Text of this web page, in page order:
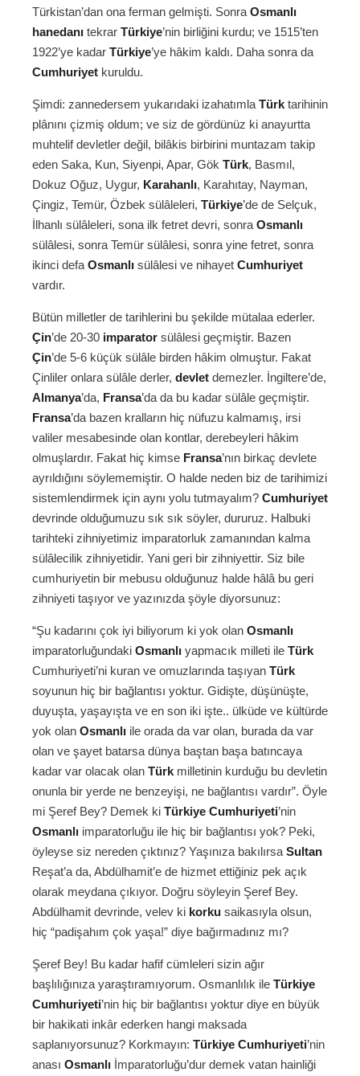
Türkistan’dan ona ferman gelmişti. Sonra Osmanlı
hanedanı tekrar Türkiye’nin birliğini kurdu; ve 1515’ten
1922’ye kadar Türkiye’ye hâkim kaldı. Daha sonra da
Cumhuriyet kuruldu.
Şimdi: zannedersem yukarıdaki izahatımla Türk tarihinin
plânını çizmiş oldum; ve siz de gördünüz ki anayurtta
muhtelif devletler değil, bilâkis birbirini muntazam takip
eden Saka, Kun, Siyenpi, Apar, Gök Türk, Basmıl,
Dokuz Oğuz, Uygur, Karahanlı, Karahıtay, Nayman,
Çingiz, Temür, Özbek sülâleleri, Türkiye’de de Selçuk,
İlhanlı sülâleleri, sona ilk fetret devri, sonra Osmanlı
sülâlesi, sonra Temür sülâlesi, sonra yine fetret, sonra
ikinci defa Osmanlı sülâlesi ve nihayet Cumhuriyet
vardır.
Bütün milletler de tarihlerini bu şekilde mütalaa ederler.
Çin’de 20-30 imparator sülâlesi geçmiştir. Bazen
Çin’de 5-6 küçük sülâle birden hâkim olmuştur. Fakat
Çinliler onlara sülâle derler, devlet demezler. İngiltere’de,
Almanya’da, Fransa’da da bu kadar sülâle geçmiştir.
Fransa’da bazen kralların hiç nüfuzu kalmamış, irsi
valiler mesabesinde olan kontlar, derebeyleri hâkim
olmuşlardır. Fakat hiç kimse Fransa’nın birkaç devlete
ayrıldığını söylememiştir. O halde neden biz de tarihimizi
sistemlendirmek için aynı yolu tutmayalım? Cumhuriyet
devrinde olduğumuzu sık sık söyler, dururuz. Halbuki
tarihteki zihniyetimiz imparatorluk zamanından kalma
sülâlecilik zihniyetidir. Yani geri bir zihniyettir. Siz bile
cumhuriyetin bir mebusu olduğunuz halde hâlâ bu geri
zihniyeti taşıyor ve yazınızda şöyle diyorsunuz:
“Şu kadarını çok iyi biliyorum ki yok olan Osmanlı
imparatorluğundaki Osmanlı yapmacık milleti ile Türk
Cumhuriyeti’ni kuran ve omuzlarında taşıyan Türk
soyunun hiç bir bağlantısı yoktur. Gidişte, düşünüşte,
duyuşta, yaşayışta ve en son iki işte.. ülküde ve kültürde
yok olan Osmanlı ile orada da var olan, burada da var
olan ve şayet batarsa dünya baştan başa batıncaya
kadar var olacak olan Türk milletinin kurduğu bu devletin
onunla bir yerde ne benzeyişi, ne bağlantısı vardır”. Öyle
mi Şeref Bey? Demek ki Türkiye Cumhuriyeti’nin
Osmanlı imparatorluğu ile hiç bir bağlantısı yok? Peki,
öyleyse siz nereden çıktınız? Yaşınıza bakılırsa Sultan
Reşat’a da, Abdülhamit’e de hizmet ettiğiniz pek açık
olarak meydana çıkıyor. Doğru söyleyin Şeref Bey.
Abdülhamit devrinde, velev ki korku saikasıyla olsun,
hiç “padişahım çok yaşa!” diye bağırmadınız mı?
Şeref Bey! Bu kadar hafif cümleleri sizin ağır
başlılığınıza yaraştıramıyorum. Osmanlılık ile Türkiye
Cumhuriyeti’nin hiç bir bağlantısı yoktur diye en büyük
bir hakikati inkâr ederken hangi maksada
saplanıyorsunuz? Korkmayın: Türkiye Cumhuriyeti’nin
anası Osmanlı İmparatorluğu’dur demek vatan hainliği